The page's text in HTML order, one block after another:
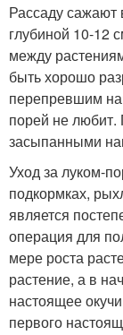
Рассаду сажают
глубиной 10-12
между
быть хорошо
перепревшим
порей не любит.
засыпанными
Уход за луком-
подкормках,
является
операция для
мере роста
растение, а в
настоящее
первого